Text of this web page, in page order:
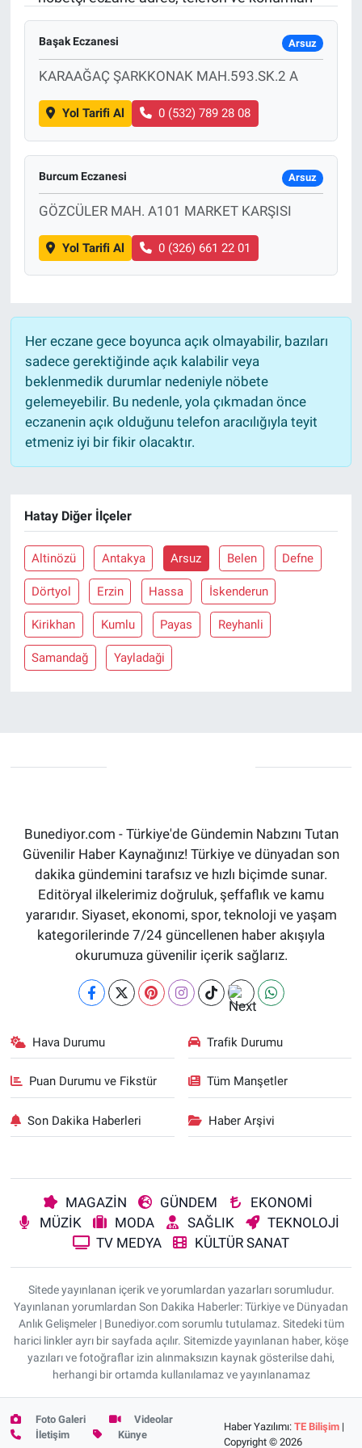
Başak Eczanesi Arsuz
KARAAĞAÇ ŞARKKONAK MAH.593.SK.2 A
Yol Tarifi Al 0 (532) 789 28 08
Burcum Eczanesi Arsuz
GÖZCÜLER MAH. A101 MARKET KARŞISI
Yol Tarifi Al 0 (326) 661 22 01
Her eczane gece boyunca açık olmayabilir, bazıları
sadece gerektiğinde açık kalabilir veya
beklenmedik durumlar nedeniyle nöbete
gelemeyebilir. Bu nedenle, yola çıkmadan önce
eczanenin açık olduğunu telefon aracılığıyla teyit
etmeniz iyi bir fikir olacaktır.
Hatay Diğer İlçeler
Altinözü Antakya Arsuz Belen Defne
Dörtyol Erzin Hassa İskenderun
Kirikhan Kumlu Payas Reyhanli
Samandağ Yayladaği
Bunediyor.com - Türkiye'de Gündemin Nabzını Tutan
Güvenilir Haber Kaynağınız! Türkiye ve dünyadan son
dakika gündemini tarafsız ve hızlı biçimde sunar.
Editöryal ilkelerimiz doğruluk, şeffaflık ve kamu
yararıdır. Siyaset, ekonomi, spor, teknoloji ve yaşam
kategorilerinde 7/24 güncellenen haber akışıyla
okurumuza güvenilir içerik sağlarız.
Hava Durumu Trafik Durumu
Puan Durumu ve Fikstür Tüm Manşetler
Son Dakika Haberleri Haber Arşivi
MAGAZİN GÜNDEM
EKONOMİ
MÜZİK
MODA SAĞLIK
TEKNOLOJİ
TV MEDYA
KÜLTÜR SANAT
Sitede yayınlanan içerik ve yorumlardan yazarları sorumludur.
Yayınlanan yorumlardan Son Dakika Haberler: Türkiye ve Dünyadan
Anlık Gelişmeler | Bunediyor.com sorumlu tutulamaz. Sitedeki tüm
harici linkler ayrı bir sayfada açılır. Sitemizde yayınlanan haber, köşe
yazıları ve fotoğraflar izin alınmaksızın kaynak gösterilse dahi,
herhangi bir ortamda kullanılamaz ve yayınlanamaz
Foto Galeri
Videolar
İletişim
Künye
Haber Yazılımı:TE Bilişim |
Copyright © 2026
Spor
Teknoloji
Tv Medya